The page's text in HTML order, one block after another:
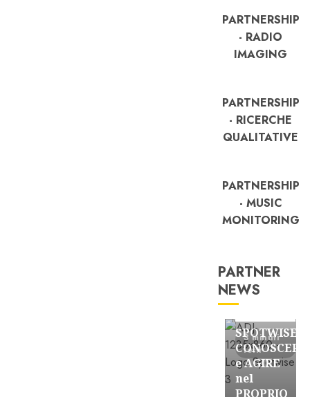
PARTNERSHIP
- RADIO
IMAGING
PARTNERSHIP
- RICERCHE
QUALITATIVE
PARTNERSHIP
- MUSIC
MONITORING
PARTNER
NEWS
3 minuti
letti
FREE
SPOTWISE:
CONOSCERE
e AGIRE
nel
PROPRIO